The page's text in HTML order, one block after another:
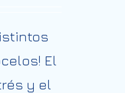
El
y el